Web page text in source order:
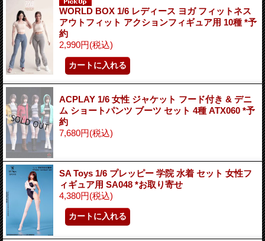
WORLD BOX 1/6 レディース ヨガ フィットネス
アウトフィット アクションフィギュア用 10種 *予
約
2,990円(税込)
ACPLAY 1/6 女性 ジャケット フード付き & デニ
ム ショートパンツ ブーツ セット 4種 ATX060 *予
約
7,680円(税込)
SA Toys 1/6 プレッピー 学院 水着 セット 女性フ
ィギュア用 SA048 *お取り寄せ
4,380円(税込)